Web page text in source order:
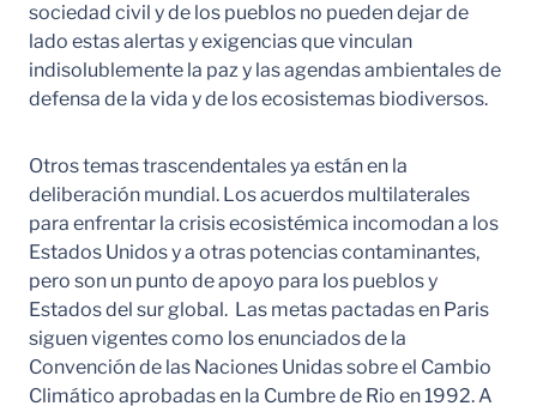
sociedad civil y de los pueblos no pueden dejar de
lado estas alertas y exigencias que vinculan
indisolublemente la paz y las agendas ambientales de
defensa de la vida y de los ecosistemas biodiversos.
Otros temas trascendentales ya están en la
deliberación mundial. Los acuerdos multilaterales
para enfrentar la crisis ecosistémica incomodan a los
Estados Unidos y a otras potencias contaminantes,
pero son un punto de apoyo para los pueblos y
Estados del sur global. Las metas pactadas en Paris
siguen vigentes como los enunciados de la
Convención de las Naciones Unidas sobre el Cambio
Climático aprobadas en la Cumbre de Rio en 1992. A